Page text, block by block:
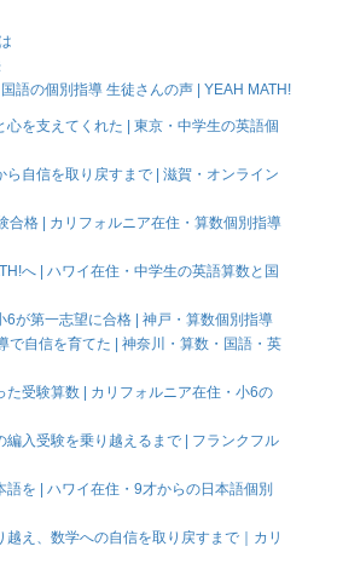
語の個別指導 生徒さんの声 | YEAH MATH!
心を支えてくれた | 東京・中学生の英語個
ら自信を取り戻すまで | 滋賀・オンライン
合格 | カリフォルニア在住・算数個別指導
へ | ハワイ在住・中学生の英語算数と国
6が第一志望に合格 | 神戸・算数個別指導
で自信を育てた | 神奈川・算数・国語・英
た受験算数 | カリフォルニア在住・小6の
編入受験を乗り越えるまで | フランクフル
語を | ハワイ在住・9才からの日本語個別
越え、数学への自信を取り戻すまで｜カリ